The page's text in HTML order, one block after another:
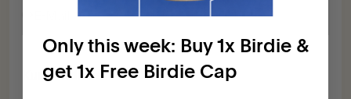
Abonnieren
Kundendienst
Only this week: Buy 1x Birdie &
get 1x Free Birdie Cap